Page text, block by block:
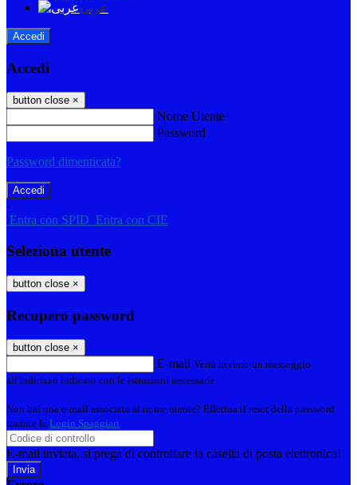
عربى
Accedi
Accedi
button close ×
Nome Utente
Password
Password dimenticata?
-
Entra con SPID Entra con CIE
Seleziona utente
button close ×
Recupero password
button close ×
E-mail Verrà inviato un messaggio
all'indirizzo indicato con le istruzioni necessarie.
Non hai una e-mail associata al nome utente? Effettua il reset della password
tramite la Login Spaggiari
E-mail inviata, si prega di controllare la casella di posta elettronica!